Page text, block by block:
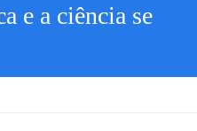
e a ciência se